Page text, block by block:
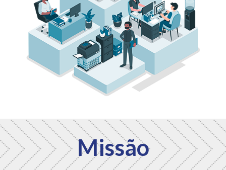
Missão